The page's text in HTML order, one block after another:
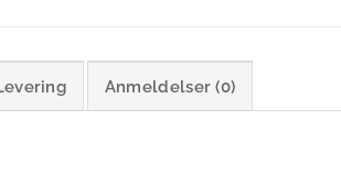
Anmeldelser (0)